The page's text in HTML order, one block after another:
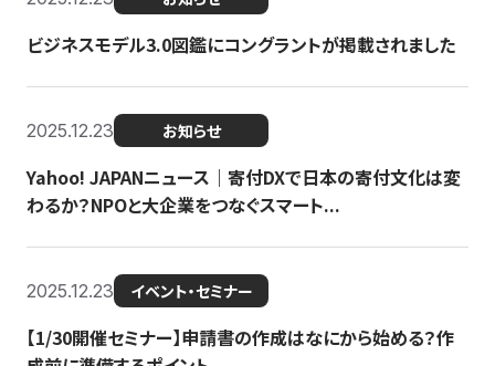
ビジネスモデル3.0図鑑にコングラントが掲載されました
2025.12.23 お知らせ
Yahoo! JAPANニュース｜寄付DXで日本の寄付文化は変
わるか？NPOと大企業をつなぐスマート...
2025.12.23 イベント・セミナー
【1/30開催セミナー】申請書の作成はなにから始める？作